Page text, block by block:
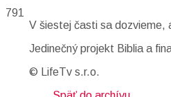
791
V šiestej časti sa dozvieme,
Jedinečný projekt Biblia a
© LifeTv s.r.o.